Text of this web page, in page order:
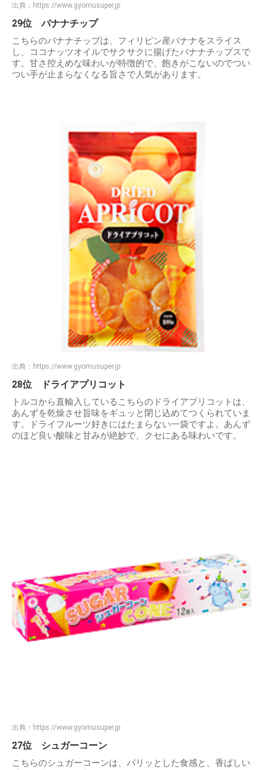
出典： https://www.gyomusuper.jp
29位 バナナチップ
こちらのバナナチップは、フィリピン産バナナをスライス
し、ココナッツオイルでサクサクに揚げたバナナチップスで
す。甘さ控えめな味わいが特徴的で、飽きがこないのでつい
つい手が止まらなくなる旨さで人気があります。
出典： https://www.gyomusuper.jp
28位 ドライアプリコット
トルコから直輸入しているこちらのドライアプリコットは、
あんずを乾燥させ旨味をギュッと閉じ込めてつくられていま
す。ドライフルーツ好きにはたまらない一袋ですよ。あんず
のほど良い酸味と甘みが絶妙で、クセにある味わいです。
出典： https://www.gyomusuper.jp
27位 シュガーコーン
こちらのシュガーコーンは、パリッとした食感と、香ばしい